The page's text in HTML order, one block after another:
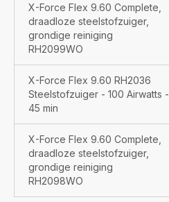
X-Force Flex 9.60 Complete,
draadloze steelstofzuiger,
grondige reiniging
RH2099WO
X-Force Flex 9.60 RH2036
Steelstofzuiger - 100 Airwatts -
45 min
X-Force Flex 9.60 Complete,
draadloze steelstofzuiger,
grondige reiniging
RH2098WO